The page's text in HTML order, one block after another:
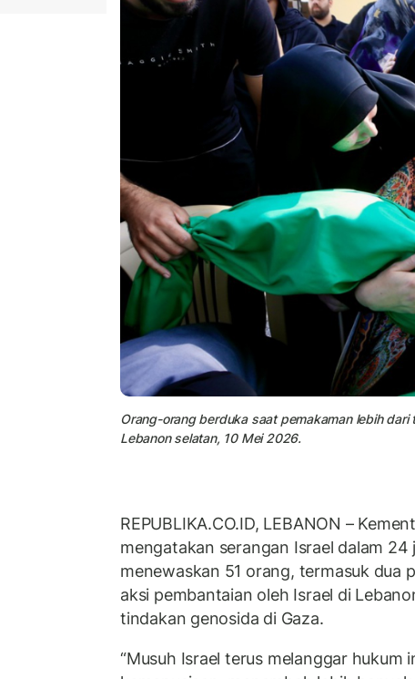
Orang-orang berduka saat pemakaman lebih
Lebanon selatan, 10 Mei 2026.
REPUBLIKA.CO.ID, LEBANON –
mengatakan serangan Israel dalam
menewaskan 51 orang, termasuk dua
aksi pembantaian oleh Israel di
tindakan genosida di Gaza.
“Musuh Israel terus melanggar hukum